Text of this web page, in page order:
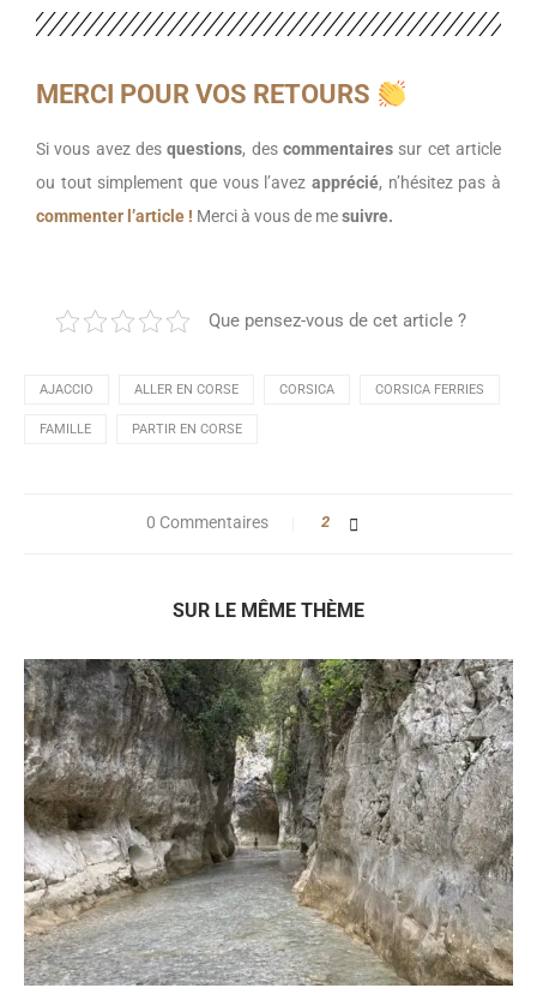
MERCI POUR VOS RETOURS
Si vous avez desquestions, descommentaires sur cet article
ou tout simplement que vous l’avez apprécié, n’hésitez pas à
commenter l’article ! Merci à vous de mesuivre.
Que pensez-vous de cet article ?
AJACCIO ALLER EN CORSE CORSICA CORSICA FERRIES
FAMILLE PARTIR EN CORSE
0 Commentaires 2
SUR LE MÊME THÈME